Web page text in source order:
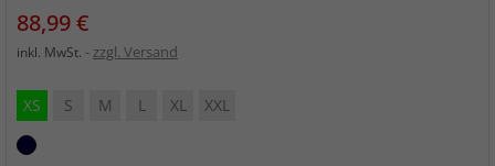
Preis
88,99 €
inkl. MwSt. zzgl. Versand
XS S M L XL XXL
Navy